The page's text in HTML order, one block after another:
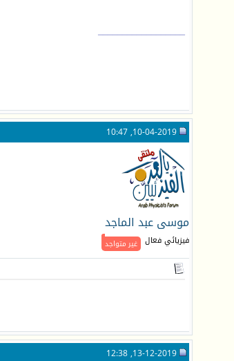
__________________
موسى عبد الماجد
غير متواجد فيزيائي فعال